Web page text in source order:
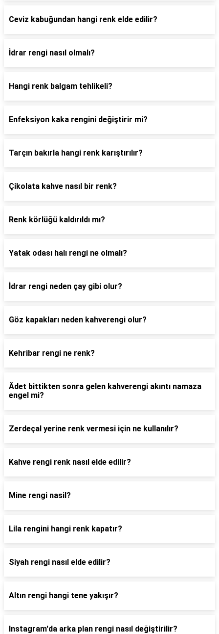
Ceviz kabuğundan hangi renk elde edilir?
İdrar rengi nasıl olmalı?
Hangi renk balgam tehlikeli?
Enfeksiyon kaka rengini değiştirir mi?
Tarçın bakırla hangi renk karıştırılır?
Çikolata kahve nasıl bir renk?
Renk körlüğü kaldırıldı mı?
Yatak odası halı rengi ne olmalı?
İdrar rengi neden çay gibi olur?
Göz kapakları neden kahverengi olur?
Kehribar rengi ne renk?
Âdet bittikten sonra gelen kahverengi akıntı namaza
engel mi?
Zerdeçal yerine renk vermesi için ne kullanılır?
Kahve rengi renk nasıl elde edilir?
Mine rengi nasil?
Lila rengini hangi renk kapatır?
Siyah rengi nasıl elde edilir?
Altın rengi hangi tene yakışır?
Instagram'da arka plan rengi nasıl değiştirilir?